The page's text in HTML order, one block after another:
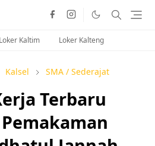
Loker Kaltim Loker Kalteng
Kalsel SMA / Sederajat
Terbaru